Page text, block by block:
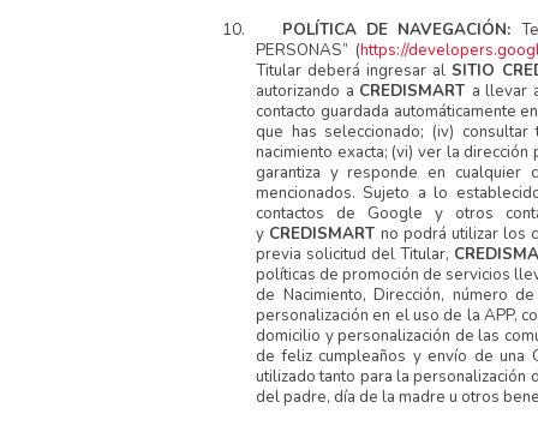
10.
POLÍTICA DE NAVEGACIÓN:
PERSONAS” (https://
Titular deberá ingresar al SITIO
autorizando a CREDISMART a llevar
contacto guardada automáticamente
que has seleccionado; (iv)
nacimiento exacta; (vi) ver la
garantiza y responde en cualquier
mencionados. Sujeto a lo
contactos de Google y otros
y CREDISMART no podrá utilizar los
previa solicitud del Titular,
políticas de promoción de servicios
de Nacimiento, Dirección, número
personalización en el uso de la APP,
domicilio y personalización de las
de feliz cumpleaños y envío de una
utilizado tanto para la personalización
del padre, día de la madre u otros